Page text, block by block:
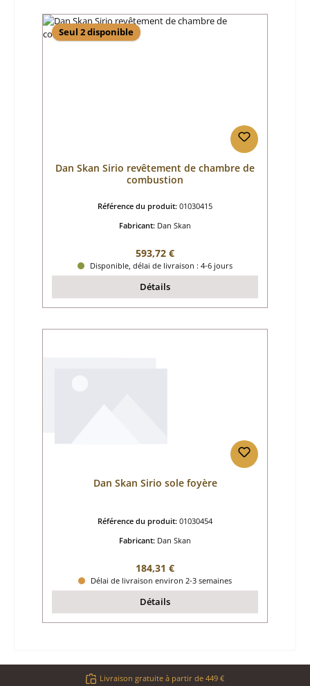
Seul 2 disponible
Dan Skan Sirio revêtement de chambre de
combustion
Référence du produit: 01030415
Fabricant: Dan Skan
Prix régulier :
593,72 €
Disponible, délai de livraison : 4-6 jours
Détails
Dan Skan Sirio sole foyère
Référence du produit: 01030454
Fabricant: Dan Skan
Prix régulier :
184,31 €
Délai de livraison environ 2-3 semaines
Détails
Livraison gratuite à partir de 449 €